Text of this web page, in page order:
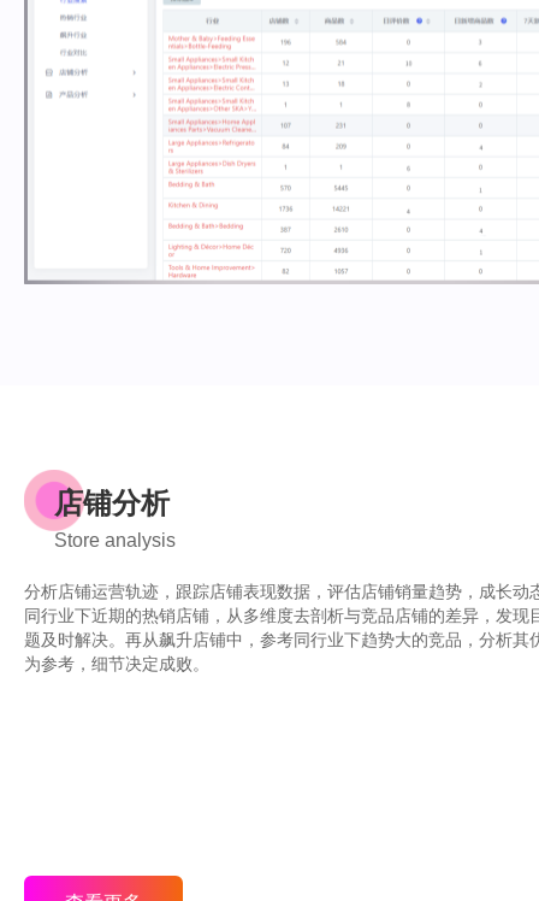
店铺分析
Store analysis
分析店铺运营轨迹，跟踪店铺表现数据，评估店铺销量趋势，成长动
同行业下近期的热销店铺，从多维度去剖析与竞品店铺的差异，发现
题及时解决。再从飙升店铺中，参考同行业下趋势大的竞品，分析其
为参考，细节决定成败。